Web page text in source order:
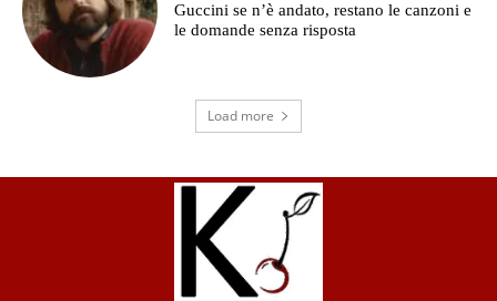
Guccini se n’è andato, restano le canzoni e
le domande senza risposta
Load more